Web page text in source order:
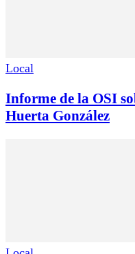
Local
Informe de la OSI
Huerta González